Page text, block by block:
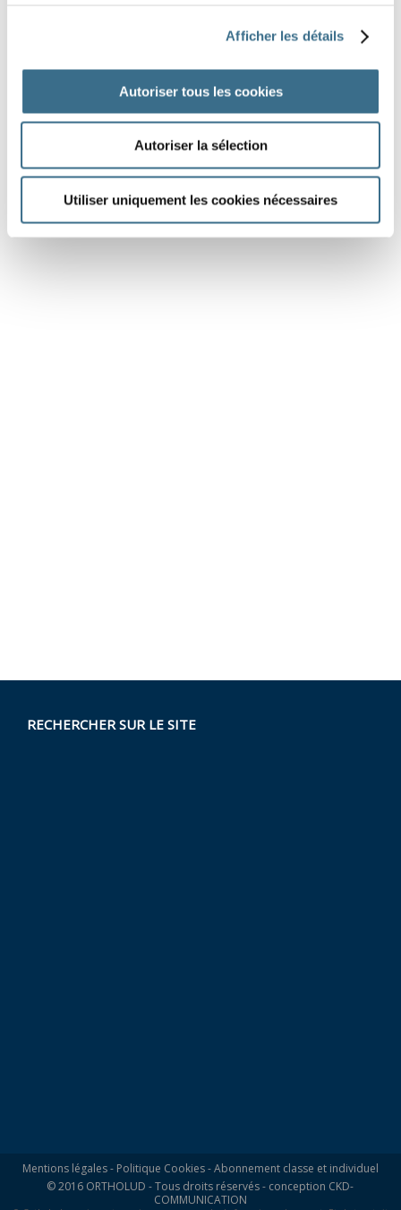
Afficher les détails
Autoriser tous les cookies
Autoriser la sélection
Utiliser uniquement les cookies nécessaires
vouloir - Indicatif Passé composé
tu
RECHERCHER SUR LE SITE
Mentions légales- Politique Cookies-Abonnement classe et individuel
© 2016 ORTHOLUD - Tous droits réservés - conception CKD-
COMMUNICATION